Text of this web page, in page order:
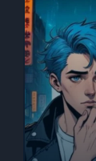
jornada
pelos
maravi...